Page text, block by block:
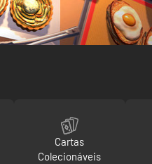
Cartas
Colecionáveis